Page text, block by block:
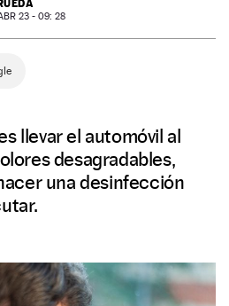
23 - 09: 28
llevar el automóvil al
desagradables,
una desinfección